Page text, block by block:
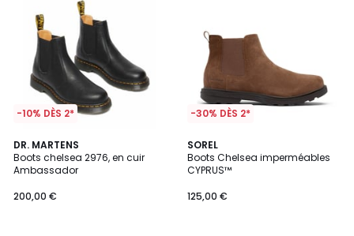
-10% DÈS 2*
DR. MARTENS
Boots chelsea 2976, en cuir
Ambassador
200,00 €
5
/
5
-30% DÈS 2*
SOREL
Boots Chelsea imperméables
CYPRUS™
125,00 €
3,2
/ 5